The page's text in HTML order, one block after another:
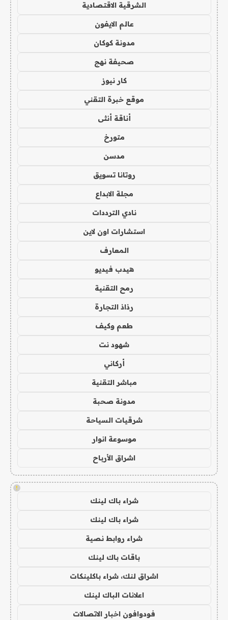
الشرقية الاقتصادية
عالم الايفون
مدونة كوكان
صحيفة نهج
كار نيوز
موقع خبرة التقني
أناقة أنثى
متورخ
مدسن
روتانا تسويق
مجلة الابداع
نادي الترددات
استشارات اون لاين
المعارف
هيدب فيديو
رمح التقنية
رذاذ التجارة
طعم وكيف
شهود نت
أركاني
مباشر التقنية
مدونة صحبة
شرقيات السياحة
موسوعة انوار
اشراق الأرباح
!
شراء باك لينك
شراء باك لينك
شراء روابط نصية
باقات باك لينك
اشراق لنك، شراء باكلينكات
اعلانات الباك لينك
فودوافون اخبار الاتصالات